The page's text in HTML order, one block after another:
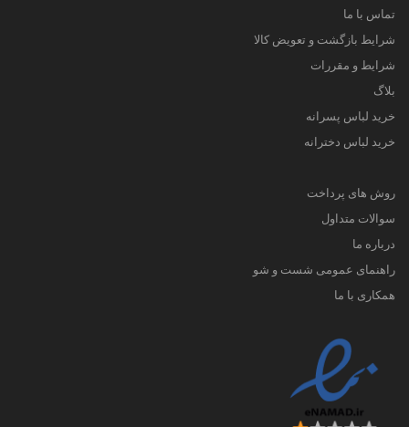
تماس با ما
شرایط بازگشت و تعویض کالا
شرایط و مقررات
بلاگ
خرید لباس پسرانه
خرید لباس دخترانه
روش های پرداخت
سوالات متداول
درباره ما
راهنمای عمومی شست و شو
همکاری با ما